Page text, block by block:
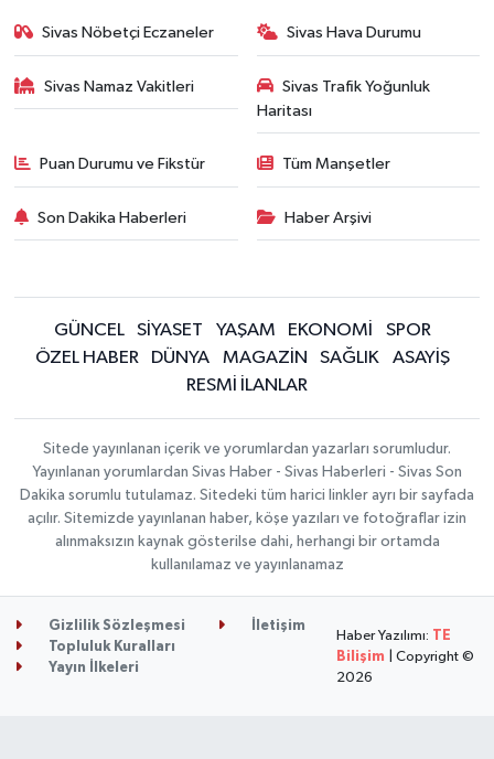
Sivas Nöbetçi Eczaneler Sivas Hava Durumu
Sivas Namaz Vakitleri
Sivas Trafik Yoğunluk
Haritası
Puan Durumu ve Fikstür Tüm Manşetler
Son Dakika Haberleri Haber Arşivi
GÜNCEL SİYASET YAŞAM EKONOMİ
SPOR
ÖZEL HABER
DÜNYA MAGAZİN SAĞLIK
ASAYİŞ
RESMİ İLANLAR
Sitede yayınlanan içerik ve yorumlardan yazarları sorumludur.
Yayınlanan yorumlardan Sivas Haber - Sivas Haberleri - Sivas Son
Dakika sorumlu tutulamaz. Sitedeki tüm harici linkler ayrı bir sayfada
açılır. Sitemizde yayınlanan haber, köşe yazıları ve fotoğraflar izin
alınmaksızın kaynak gösterilse dahi, herhangi bir ortamda
kullanılamaz ve yayınlanamaz
Gizlilik Sözleşmesi
İletişim
Topluluk Kuralları
Yayın İlkeleri
Haber Yazılımı: TE
Bilişim | Copyright ©
2026